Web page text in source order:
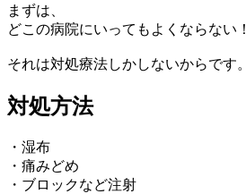
まずは、
どこの病院にいってもよくならない！
それは対処療法しかしないからです。
対処方法
・湿布
・痛みどめ
・ブロックなど注射